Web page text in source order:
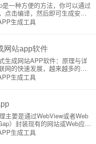
生成工具
一种方便的方法，你可以通过
点击编译，然后即可生成安卓
用于初学者和没有经验的开发
置环境等一系列麻烦的操作。
网站app软件
生成工具
生成网站APP软件：原理与详
网的快速发展，越来越多的人
日常生活需求。对于网站管
为App，让用户随时随地访问
生成工具
主要是通过WebView或者Web
）封装现有的网站或Web应
APP应用。以下是详细的步骤
一种在APP